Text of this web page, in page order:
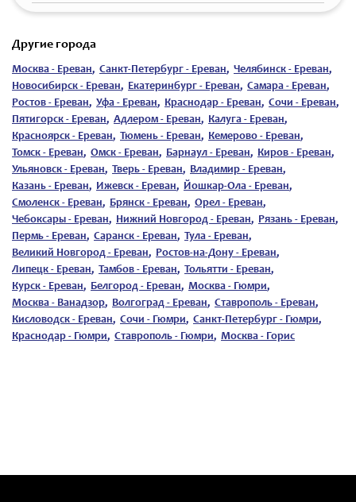
Другие города
Москва - Ереван, Санкт-Петербург - Ереван, Челябинск - Ереван,
Новосибирск - Ереван, Екатеринбург - Ереван, Самара - Ереван,
Ростов - Ереван, Уфа - Ереван, Краснодар - Ереван, Сочи - Ереван,
Пятигорск - Ереван, Адлером - Ереван, Калуга - Ереван,
Красноярск - Ереван, Тюмень - Ереван, Кемерово - Ереван,
Томск - Ереван, Омск - Ереван, Барнаул - Ереван, Киров - Ереван,
Ульяновск - Ереван, Тверь - Ереван, Владимир - Ереван,
Казань - Ереван, Ижевск - Ереван, Йошкар-Ола - Ереван,
Смоленск - Ереван, Брянск - Ереван, Орел - Ереван,
Чебоксары - Ереван, Нижний Новгород - Ереван, Рязань - Ереван,
Пермь - Ереван, Саранск - Ереван, Тула - Ереван,
Великий Новгород - Ереван, Ростов-на-Дону - Ереван,
Липецк - Ереван, Тамбов - Ереван, Тольятти - Ереван,
Курск - Ереван, Белгород - Ереван, Москва - Гюмри,
Москва - Ванадзор, Волгоград - Ереван, Ставрополь - Ереван,
Кисловодск - Ереван, Сочи - Гюмри, Санкт-Петербург - Гюмри,
Краснодар - Гюмри, Ставрополь - Гюмри, Москва - Горис